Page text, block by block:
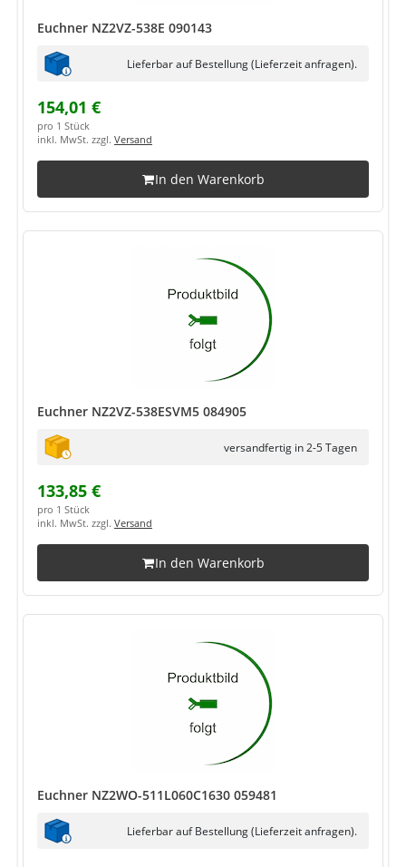
Euchner NZ2VZ-538E 090143
Lieferbar auf Bestellung (Lieferzeit anfragen).
154,01 €
pro 1 Stück
inkl. MwSt. zzgl. Versand
In den Warenkorb
Euchner NZ2VZ-538ESVM5 084905
versandfertig in 2-5 Tagen
133,85 €
pro 1 Stück
inkl. MwSt. zzgl. Versand
In den Warenkorb
Euchner NZ2WO-511L060C1630 059481
Lieferbar auf Bestellung (Lieferzeit anfragen).